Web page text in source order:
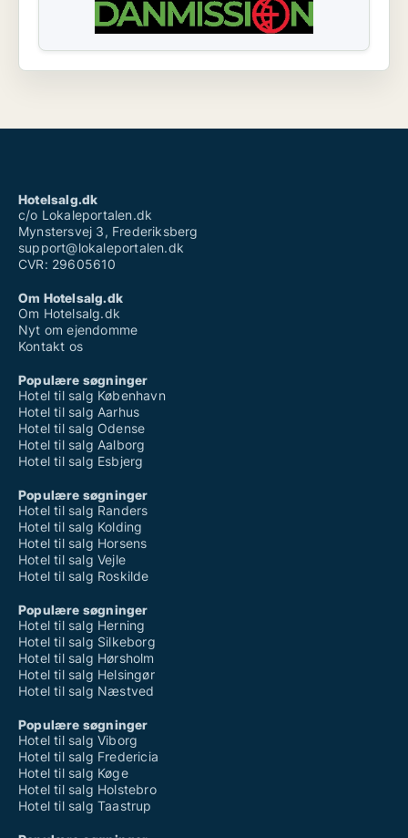
Hotelsalg.dk
c/o Lokaleportalen.dk
Mynstersvej 3, Frederiksberg
support@lokaleportalen.dk
CVR: 29605610
Om Hotelsalg.dk
Om Hotelsalg.dk
Nyt om ejendomme
Kontakt os
Populære søgninger
Hotel til salg København
Hotel til salg Aarhus
Hotel til salg Odense
Hotel til salg Aalborg
Hotel til salg Esbjerg
Populære søgninger
Hotel til salg Randers
Hotel til salg Kolding
Hotel til salg Horsens
Hotel til salg Vejle
Hotel til salg Roskilde
Populære søgninger
Hotel til salg Herning
Hotel til salg Silkeborg
Hotel til salg Hørsholm
Hotel til salg Helsingør
Hotel til salg Næstved
Populære søgninger
Hotel til salg Viborg
Hotel til salg Fredericia
Hotel til salg Køge
Hotel til salg Holstebro
Hotel til salg Taastrup